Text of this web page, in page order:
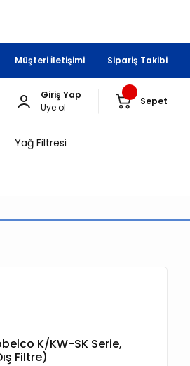
Müşteri İletişimi Sipariş Takibi
Giriş Yap
Üye ol
Sepet
Yağ Filtresi
K/KW-SK Serie,
Filtre)